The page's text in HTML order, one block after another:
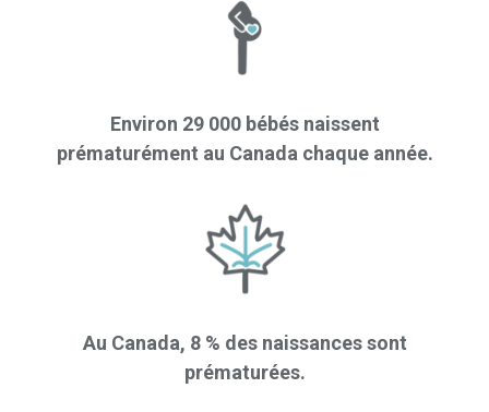
Environ 29 000 bébés naissent
prématurément au Canada chaque année.
Au Canada, 8 % des naissances sont
prématurées.